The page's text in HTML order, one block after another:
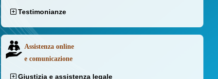
Testimonianze
Assistenza online
e comunicazione
Giustizia e assistenza legale